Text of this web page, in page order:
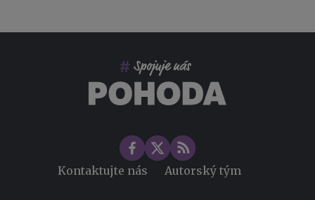
Kontaktujte nás Autorský tým